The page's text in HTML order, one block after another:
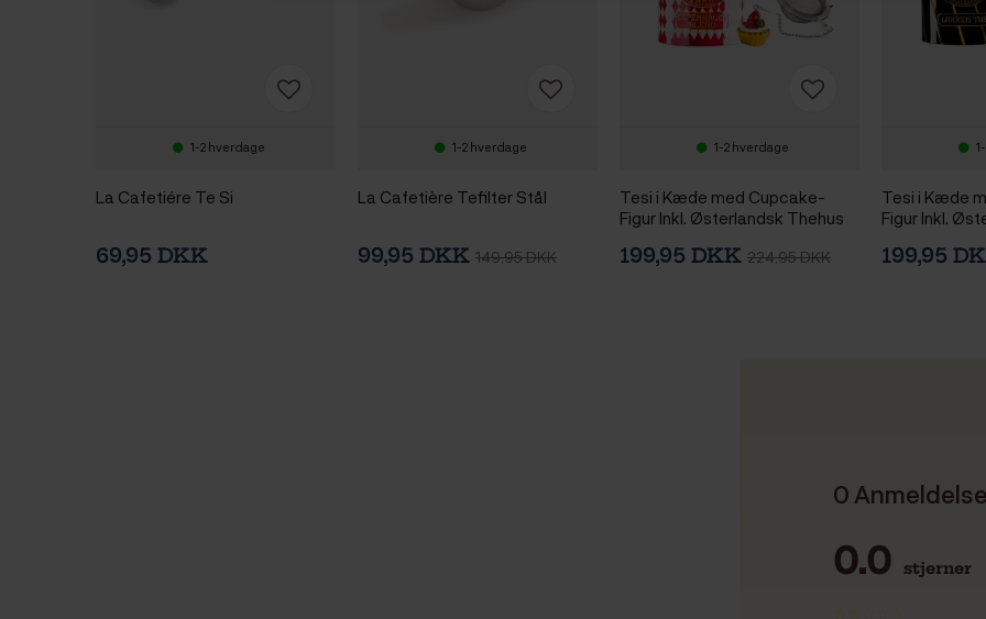
1-2 hverdage
La Cafetiére Te Si
69,95 DKK
1-2 hverdage
La Cafetière Tefilter Stål
99,95 DKK 149,95 DKK
1-2 hverdage
Tesi i Kæde med Cupcake-
Figur Inkl. Østerlandsk Thehus
199,95 DKK 224,95 DKK
Tesi i Kæde
Figur Inkl.
199,95
0 Anmeldelse
0.0 stjerner